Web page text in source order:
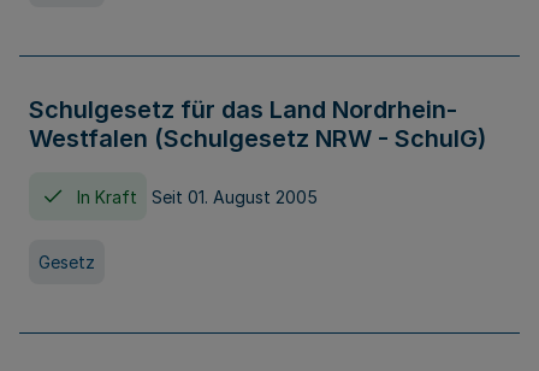
Schulgesetz für das Land Nordrhein-
Westfalen (Schulgesetz NRW - SchulG)
In Kraft Seit 01. August 2005
Gesetz